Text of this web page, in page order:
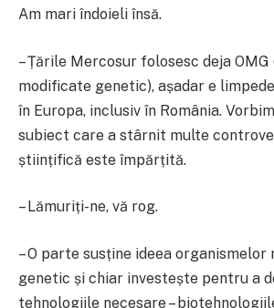
Am mari îndoieli însă.
– Țările Mercosur folosesc deja OMG
modificate genetic), așadar e
în Europa, inclusiv în România.
subiect care a stârnit multe
științifică este împărțită.
– Lămuriți-ne, vă rog.
– O parte susține ideea organismelor
genetic și chiar investește pentru a
tehnologiile necesare –